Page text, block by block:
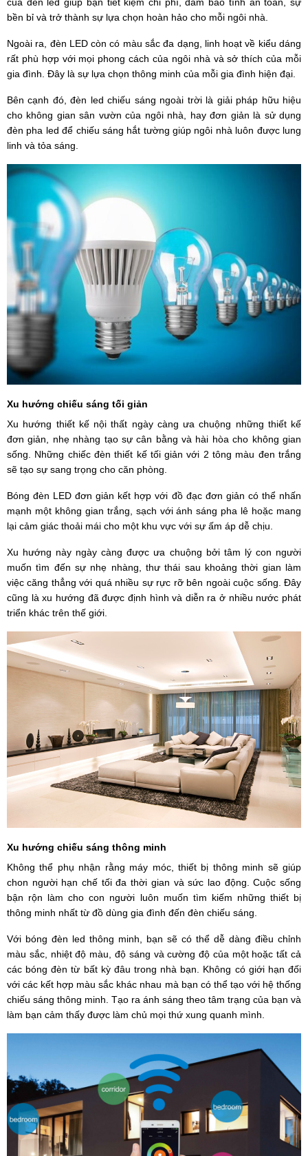
bền bỉ và trở thành sự lựa chọn hoàn hảo cho mỗi ngôi nhà.
Ngoài ra, đèn LED còn có màu sắc đa dạng, linh hoạt về kiểu dáng
rất phù hợp với mọi phong cách của ngôi nhà và sở thích của mỗi
gia đình. Đây là sự lựa chọn thông minh của mỗi gia đình hiện đại.
Bên cạnh đó, đèn led chiếu sáng ngoài trời là giải pháp hữu hiệu
cho không gian sân vườn của ngôi nhà, hay đơn giản là sử dụng
đèn pha led để chiếu sáng hắt tường giúp ngôi nhà luôn được lung
linh và tỏa sáng.
Xu hướng chiếu sáng tối giản
Xu hướng thiết kế nội thất ngày càng ưa chuộng những thiết kế
đơn giản, nhẹ nhàng tạo sự cân bằng và hài hòa cho không gian
sống. Những chiếc đèn thiết kế tối giản với 2 tông màu đen trắng
sẽ tạo sự sang trọng cho căn phòng.
Bóng đèn LED đơn giản kết hợp với đồ đạc đơn giản có thể nhấn
mạnh một không gian trắng, sạch với ánh sáng pha lê hoặc mang
lại cảm giác thoải mái cho một khu vực với sự ấm áp dễ chịu.
Xu hướng này ngày càng được ưa chuộng bởi tâm lý con người
muốn tìm đến sự nhẹ nhàng, thư thái sau khoảng thời gian làm
việc căng thẳng với quá nhiều sự rực rỡ bên ngoài cuộc sống. Đây
cũng là xu hướng đã được định hình và diễn ra ở nhiều nước phát
triển khác trên thế giới.
Xu hướng chiếu sáng thông minh
Không thể phụ nhận rằng máy móc, thiết bị thông minh sẽ giúp
chon người hạn chế tối đa thời gian và sức lao động. Cuộc sống
bận rộn làm cho con người luôn muốn tìm kiếm những thiết bị
thông minh nhất từ đồ dùng gia đình đến đèn chiếu sáng.
Với bóng đèn led thông minh, bạn sẽ có thể dễ dàng điều chỉnh
màu sắc, nhiệt độ màu, độ sáng và cường độ của một hoặc tất cả
các bóng đèn từ bất kỳ đâu trong nhà bạn. Không có giới hạn đối
với các kết hợp màu sắc khác nhau mà bạn có thể tạo với hệ thống
chiếu sáng thông minh. Tạo ra ánh sáng theo tâm trạng của bạn và
làm bạn cảm thấy được làm chủ mọi thứ xung quanh mình.